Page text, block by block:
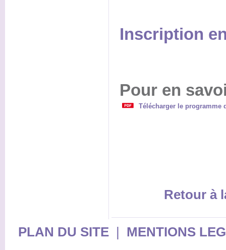
Inscription
Pour en
Télécharger le programme
Retour à
PLAN DU SITE| MENTIONS